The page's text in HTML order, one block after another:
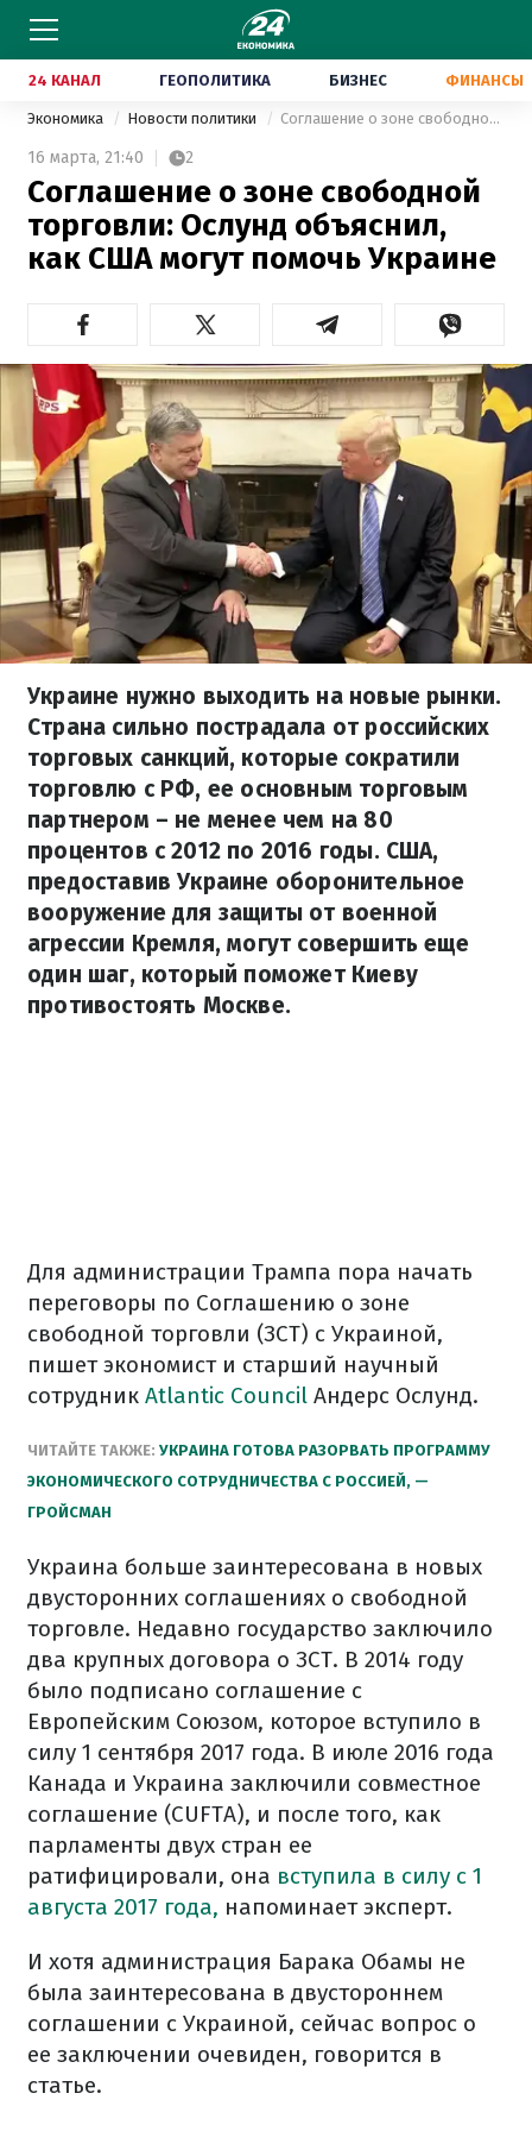
24 КАНАЛ ГЕОПОЛИТИКА БИЗНЕС ФИНАНСЫ
Экономика Новости политики Соглашение о зоне свободной торговли: Ослунд объяснил, как США могут помочь Украине
16 марта, 21:40 2
Соглашение о зоне свободной
торговли: Ослунд объяснил,
как США могут помочь Украине
Украине нужно выходить на новые рынки.
Страна сильно пострадала от российских
торговых санкций, которые сократили
торговлю с РФ, ее основным торговым
партнером – не менее чем на 80
процентов с 2012 по 2016 годы. США,
предоставив Украине оборонительное
вооружение для защиты от военной
агрессии Кремля, могут совершить еще
один шаг, который поможет Киеву
противостоять Москве.
Для администрации Трампа пора начать
переговоры по Соглашению о зоне
свободной торговли (ЗСТ) с Украиной,
пишет экономист и старший научный
сотрудник Atlantic Council Андерс Ослунд.
ЧИТАЙТЕ ТАКЖЕ: УКРАИНА ГОТОВА РАЗОРВАТЬ ПРОГРАММУ
ЭКОНОМИЧЕСКОГО СОТРУДНИЧЕСТВА С РОССИЕЙ, —
ГРОЙСМАН
Украина больше заинтересована в новых
двусторонних соглашениях о свободной
торговле. Недавно государство заключило
два крупных договора о ЗСТ. В 2014 году
было подписано соглашение с
Европейским Союзом, которое вступило в
силу 1 сентября 2017 года. В июле 2016 года
Канада и Украина заключили совместное
соглашение (CUFTA), и после того, как
парламенты двух стран ее
ратифицировали, она вступила в силу с 1
августа 2017 года, напоминает эксперт.
И хотя администрация Барака Обамы не
была заинтересована в двустороннем
соглашении с Украиной, сейчас вопрос о
ее заключении очевиден, говорится в
статье.